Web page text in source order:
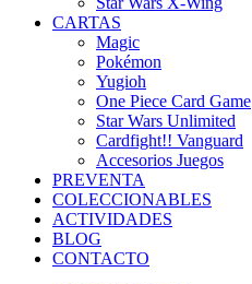
CARTAS
Magic
Pokémon
Yugioh
One Piece Card Game
Star Wars Unlimited
Cardfight!! Vanguard
Accesorios Juegos
PREVENTA
COLECCIONABLES
ACTIVIDADES
BLOG
CONTACTO